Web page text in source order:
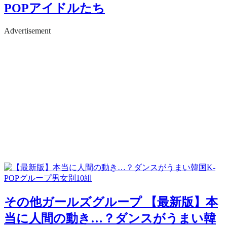
POPアイドルたち
Advertisement
その他ガールズグループ【最新版】本
当に人間の動き…？ダンスがうまい韓